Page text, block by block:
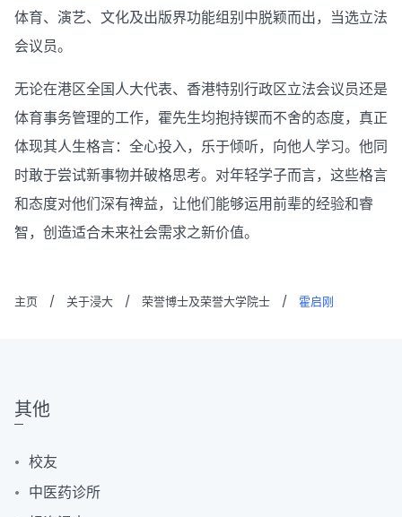
体育、演艺、文化及出版界功能组别中脱颖而出，当选立法
会议员。
无论在港区全国人大代表、香港特别行政区立法会议员还是
体育事务管理的工作，霍先生均抱持锲而不舍的态度，真正
体现其人生格言：全心投入，乐于倾听，向他人学习。他同
时敢于尝试新事物并破格思考。对年轻学子而言，这些格言
和态度对他们深有禆益，让他们能够运用前辈的经验和睿
智，创造适合未来社会需求之新价值。
主页 / 关于浸大 / 荣誉博士及荣誉大学院士 / 霍启刚
其他
校友
中医药诊所